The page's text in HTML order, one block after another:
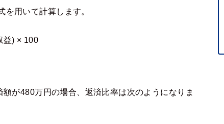
用いて計算します。
益) × 100
が480万円の場合、返済比率は次のようになりま